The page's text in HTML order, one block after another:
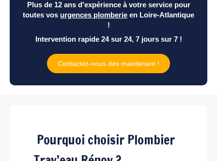
Plus de 12 ans d'expérience à votre service pour
toutes vos urgences plomberie en Loire-Atlantique
!
Intervention rapide 24 sur 24, 7 jours sur 7 !
Contactez-nous dès maintenant !
Pourquoi choisir Plombier